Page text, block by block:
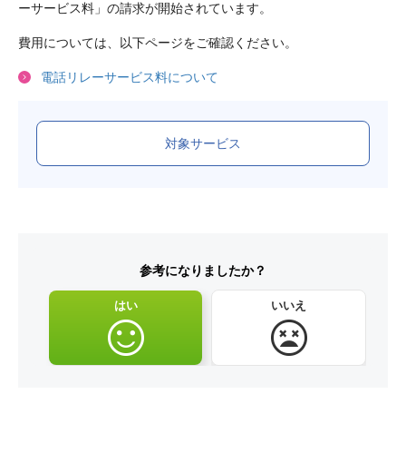
ーサービス料」の請求が開始されています。
費用については、以下ページをご確認ください。
電話リレーサービス料について
対象サービス
参考になりましたか？
はい いいえ